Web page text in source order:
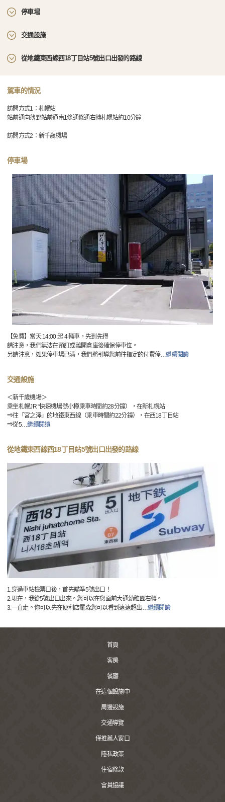
停車場
交通設施
從地鐵東西線西18丁目站5號出口出發的路線
駕車的情況
訪問方式1：札幌站
站前通向薄野站前通南1條通條通右轉札幌站約10分鐘
訪問方式2：新千歲機場
停車場
【免費】當天 14:00 起 4 輛車，先到先得
請注意，我們無法在預訂或離開倉庫後確保停車位。
另請注意，如果停車場已滿，我們將引導您前往指定的付費停…繼續閱讀
交通設施
＜新千歲機場＞
乘坐札幌JR “快速機場號小樽乘車時間約28分鐘），在新札幌站
⇒往「宮之澤」的地鐵東西線（乘車時間約22分鐘），在西18丁目站
⇒從5…繼續閱讀
從地鐵東西線西18丁目站5號出口出發的路線
1.穿過車站檢票口後，首先瞄準5號出口！
2.現在，我從5號出口出來。您可以在您面前大通幼稚園右轉。
3.一直走。你可以先在便利店羅森您可以看到遠遠超出…繼續閱讀
首頁
客房
餐廳
在這個設施中
周邊設施
交通導覽
僅推薦人窗口
隱私政策
住宿條款
會員協議